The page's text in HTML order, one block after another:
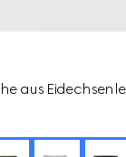
aus